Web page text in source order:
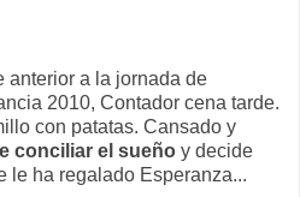
anterior a la jornada de
2010, Contador cena tarde.
con patatas. Cansado y
conciliar el sueño y decide
le ha regalado Esperanza...